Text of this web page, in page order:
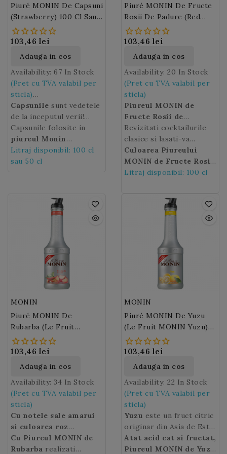
calitati gustative ale
acestui soi unic.
prajituri si sucuri.
Piuré MONIN De Capsuni
(Strawberry) 100 Cl Sau
50 Cl
103,46 lei
Adauga in cos
Availability: 67 In Stock
(Pret cu TVA valabil per
sticla)
Capsunile sunt vedetele
de la inceputul verii!
Capsunilereprezinta
pentru multi dintre noi
gustul si parfumul
copilariei, cu toate
parfumate si foarte dulci.
Le consumam proaspete,
Capsunile folosite in
piureul Monin
Strawberryprovin din
zona Mediteranei. Cu
pe tot parcursul anului.
Litraj disponibil: 100 cl
sau 50 cl
Piuré MONIN De Fructe
Rosii De Padure (Red
Berries) 100 Cl
103,46 lei
Adauga in cos
Availability: 20 In Stock
(Pret cu TVA valabil per
sticla)
Piureul MONIN de
Fructe Rosii de
Padureeste un preparat
care are la baza capsuni,
zmeura si afine.
Revizitati cocktailurile
clasice si lasati-va
imaginatia sa zboare
decorandu-va deserturile
preferate cuPiureul
Le Fruit de MONIN Red
este perfect
cocktailuri daiquiri si
margarita delicioase sau
smoothie-uri fructate!
Culoarea Piureului
MONIN de Fructe Rosii
de Padure:Rosu inchis
Litraj disponibil: 100 cl
MONIN
Piuré MONIN De
Rubarba (Le Fruit
MONIN Rhubarb) 100 Cl
103,46 lei
Adauga in cos
Availability: 34 In Stock
(Pret cu TVA valabil per
sticla)
Cu notele sale amarui
si culoarea roz
stralucitoare, Piureul
MONIN de Rubarba
Cu Piureul MONIN de
Rubarba realizati
MONIN
Piuré MONIN De Yuzu
(Le Fruit MONIN Yuzu)
100 Cl
103,46 lei
Adauga in cos
Availability: 22 In Stock
(Pret cu TVA valabil per
sticla)
Yuzu este un fruct citric
originar din Asia de Est,
utilizat pe scara larga in
bucataria japoneza. Coaja
Atat acid cat si fructat,
Piureul MONIN de Yuzu